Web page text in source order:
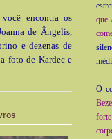
que
O
encontra os
de Ângelis,
e dezenas de
foto de Kardec e